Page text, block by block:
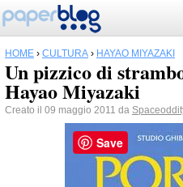
HOME › CULTURA › HAYAO MIYAZAKI
Un pizzico di
Hayao Miyazaki
Creato il 09 maggio 2011 da
Save